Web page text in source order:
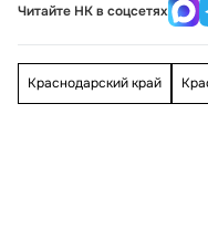
Читайте НК в соцсетях
Краснодарский край